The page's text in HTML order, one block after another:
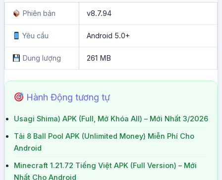
Phiên bản v8.7.94
Yêu cầu Android 5.0+
Dung lượng 261 MB
Hành Động tương tự
Usagi Shima) APK (Full, Mở Khóa All) – Mới Nhất 3/2026
Tải 8 Ball Pool APK (Unlimited Money) Miễn Phí Cho
Android
Minecraft 1.21.72 Tiếng Việt APK (Full Version) – Mới
Nhất Cho Android